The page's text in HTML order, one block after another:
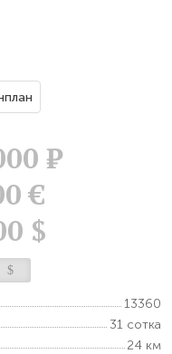
Р
€
$
$
13360
31 сотка
24 км